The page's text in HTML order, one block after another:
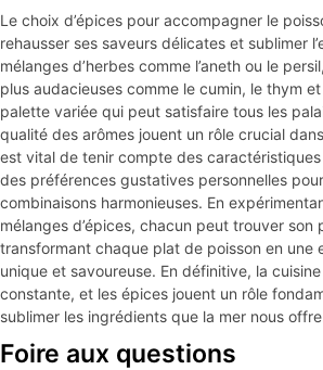
Le choix d’épices pour accompagner le
rehausser ses saveurs délicates et sublimer
mélanges d’herbes comme l’aneth ou le
plus audacieuses comme le cumin, le thym
palette variée qui peut satisfaire tous les
qualité des arômes jouent un rôle crucial
est vital de tenir compte des
des préférences gustatives personnelles
combinaisons harmonieuses. En
mélanges d’épices, chacun peut trouver son
transformant chaque plat de poisson en une
unique et savoureuse. En définitive, la
constante, et les épices jouent un rôle
sublimer les ingrédients que la mer nous
Foire aux questions